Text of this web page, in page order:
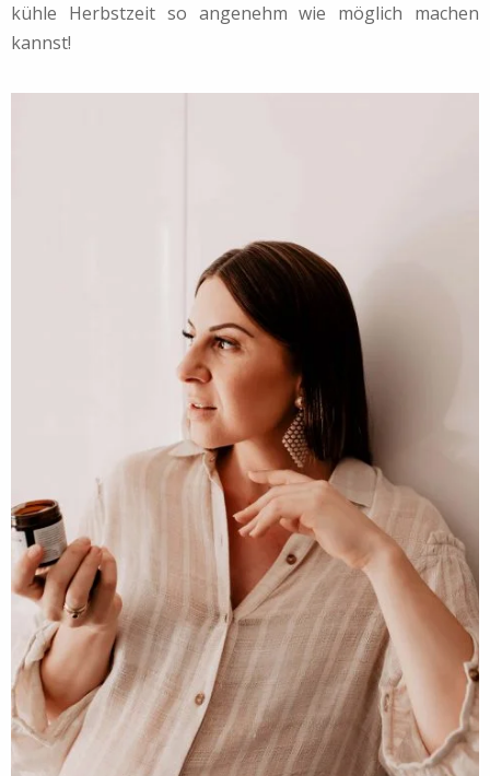
kühle Herbstzeit so angenehm wie möglich machen
kannst!